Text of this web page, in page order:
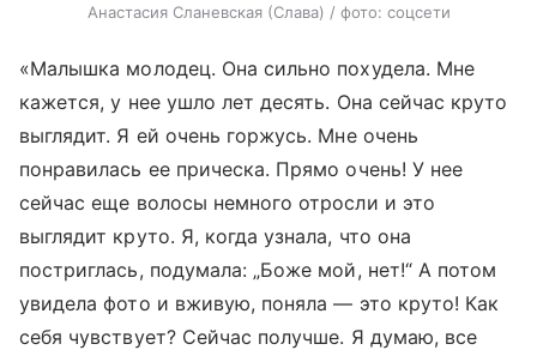
Анастасия Сланевская (Слава) / фото: соцсети
«Малышка молодец. Она сильно похудела. Мне
кажется, у нее ушло лет десять. Она сейчас круто
выглядит. Я ей очень горжусь. Мне очень
понравилась ее прическа. Прямо очень! У нее
сейчас еще волосы немного отросли и это
выглядит круто. Я, когда узнала, что она
постриглась, подумала: „Боже мой, нет!“ А потом
увидела фото и вживую, поняла — это круто! Как
себя чувствует? Сейчас получше. Я думаю, все